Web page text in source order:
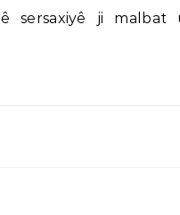
ê sersaxiyê ji